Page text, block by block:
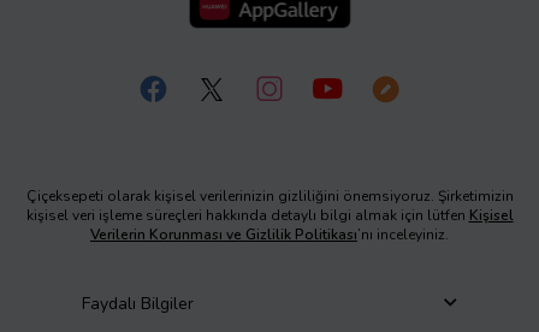
Çiçeksepeti olarak kişisel verilerinizin gizliliğini önemsiyoruz. Şirketimizin
kişisel veri işleme süreçleri hakkında detaylı bilgi almak için lütfen Kişisel
Verilerin Korunması ve Gizlilik Politikası’nı inceleyiniz.
Faydalı Bilgiler